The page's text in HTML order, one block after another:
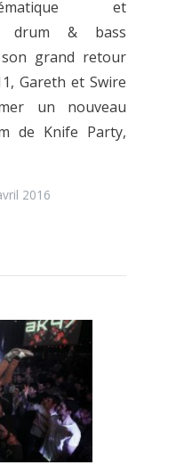
et
drum & bass
son grand retour
Gareth et Swire
un nouveau
de Knife Party,
2016